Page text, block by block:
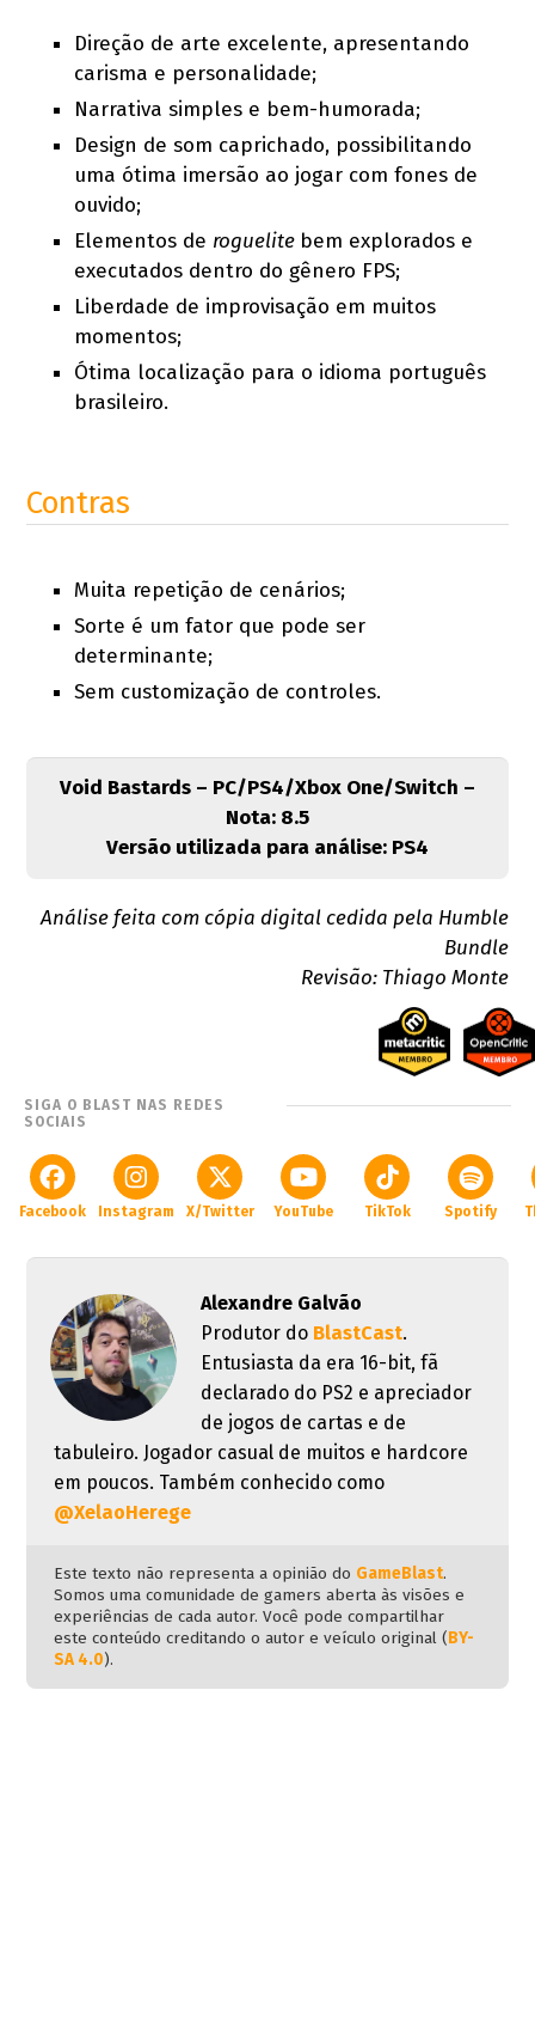
Direção de arte excelente, apresentando
carisma e personalidade;
Narrativa simples e bem-humorada;
Design de som caprichado, possibilitando
uma ótima imersão ao jogar com fones de
ouvido;
Elementos de roguelite bem explorados e
executados dentro do gênero FPS;
Liberdade de improvisação em muitos
momentos;
Ótima localização para o idioma português
brasileiro.
Contras
Muita repetição de cenários;
Sorte é um fator que pode ser
determinante;
Sem customização de controles.
Void Bastards – PC/PS4/Xbox One/Switch –
Nota: 8.5
Versão utilizada para análise: PS4
Análise feita com cópia digital cedida pela Humble
Bundle
Revisão: Thiago Monte
SIGA O BLAST NAS REDES
SOCIAIS
Facebook Instagram X/Twitter YouTube TikTok Spotify
Alexandre Galvão
Produtor do BlastCast.
Entusiasta da era 16-bit, fã
declarado do PS2 e apreciador
de jogos de cartas e de
tabuleiro. Jogador casual de muitos e hardcore
em poucos. Também conhecido como
@XelaoHerege
Este texto não representa a opinião do GameBlast.
Somos uma comunidade de gamers aberta às visões e
experiências de cada autor. Você pode compartilhar
este conteúdo creditando o autor e veículo original (BY-
SA 4.0).